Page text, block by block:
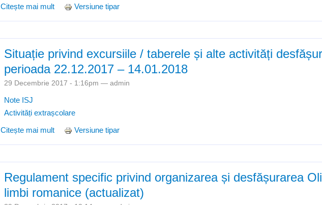
Citește mai mult
despre Proiectul “JOBS: Orientare profesională - Instruire în întreprinderi și școli
secundar”
Versiune tipar
Situație privind excursiile / taberele și alte activități
perioada 22.12.2017 – 14.01.2018
29 Decembrie 2017 - 1:16pm —admin
Note ISJ
Activități extrașcolare
Citește mai mult
despre Situație privind excursiile / taberele și alte activități desfășurate în
14.01.2018
Versiune tipar
Regulament specific privind organizarea și desfășurarea
limbi romanice (actualizat)